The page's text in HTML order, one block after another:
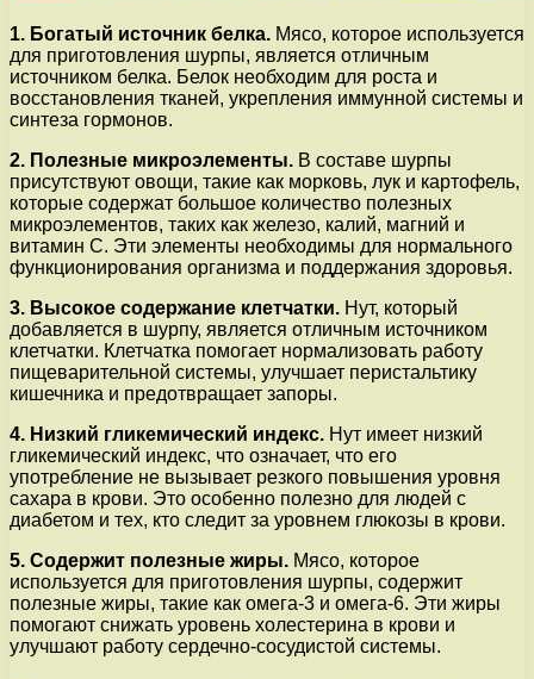
1. Богатый источник белка. Мясо, которое используется
для приготовления шурпы, является отличным
источником белка. Белок необходим для роста и
восстановления тканей, укрепления иммунной системы и
синтеза гормонов.
2. Полезные микроэлементы. В составе шурпы
присутствуют овощи, такие как морковь, лук и картофель,
которые содержат большое количество полезных
микроэлементов, таких как железо, калий, магний и
витамин С. Эти элементы необходимы для нормального
функционирования организма и поддержания здоровья.
3. Высокое содержание клетчатки. Нут, который
добавляется в шурпу, является отличным источником
клетчатки. Клетчатка помогает нормализовать работу
пищеварительной системы, улучшает перистальтику
кишечника и предотвращает запоры.
4. Низкий гликемический индекс. Нут имеет низкий
гликемический индекс, что означает, что его
употребление не вызывает резкого повышения уровня
сахара в крови. Это особенно полезно для людей с
диабетом и тех, кто следит за уровнем глюкозы в крови.
5. Содержит полезные жиры. Мясо, которое
используется для приготовления шурпы, содержит
полезные жиры, такие как омега-3 и омега-6. Эти жиры
помогают снижать уровень холестерина в крови и
улучшают работу сердечно-сосудистой системы.